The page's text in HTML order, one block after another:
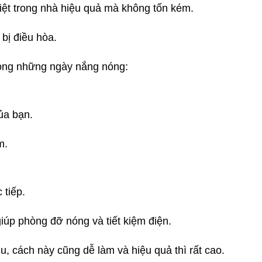
trong nhà hiệu quả mà không tốn kém.
điều hòa.
những ngày nắng nóng:
bạn.
tiếp.
phòng đỡ nóng và tiết kiệm điện.
cách này cũng dễ làm và hiệu quả thì rất cao.